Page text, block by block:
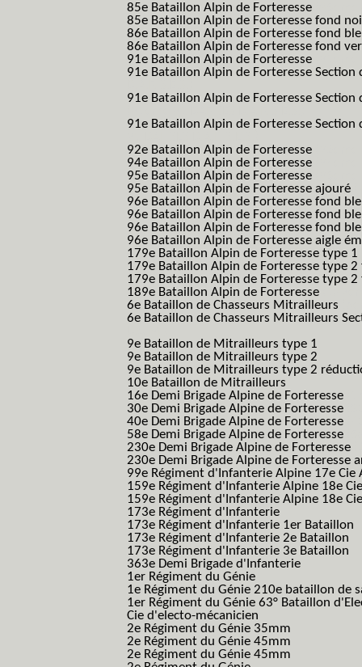
85e Bataillon Alpin de Forteresse
85e Bataillon Alpin de Forteresse fond
86e Bataillon Alpin de Forteresse fond
86e Bataillon Alpin de Forteresse fond
91e Bataillon Alpin de Forteresse
91e Bataillon Alpin de Forteresse
91e Bataillon Alpin de Forteresse
91e Bataillon Alpin de Forteresse
92e Bataillon Alpin de Forteresse
94e Bataillon Alpin de Forteresse
95e Bataillon Alpin de Forteresse
95e Bataillon Alpin de Forteresse ajouré
96e Bataillon Alpin de Forteresse fond
96e Bataillon Alpin de Forteresse fond
96e Bataillon Alpin de Forteresse fond
96e Bataillon Alpin de Forteresse aigle
179e Bataillon Alpin de Forteresse type 1
179e Bataillon Alpin de Forteresse type
179e Bataillon Alpin de Forteresse type
189e Bataillon Alpin de Forteresse
6e Bataillon de Chasseurs Mitrailleurs
6e Bataillon de Chasseurs Mitrailleurs
9e Bataillon de Mitrailleurs type 1
9e Bataillon de Mitrailleurs type 2
9e Bataillon de Mitrailleurs type 2
10e Bataillon de Mitrailleurs
16e Demi Brigade Alpine de Forteresse
30e Demi Brigade Alpine de Forteresse
40e Demi Brigade Alpine de Forteresse
58e Demi Brigade Alpine de Forteresse
230e Demi Brigade Alpine de Forteresse
230e Demi Brigade Alpine de Forteresse
99e Régiment d'Infanterie Alpine 17e
159e Régiment d'Infanterie Alpine 18e
159e Régiment d'Infanterie Alpine 18e
173e Régiment d'Infanterie
173e Régiment d'Infanterie 1er Bataillon
173e Régiment d'Infanterie 2e Bataillon
173e Régiment d'Infanterie 3e Bataillon
363e Demi Brigade d'Infanterie
1er Régiment du Génie
1e Régiment du Génie 210e bataillon de
1er Régiment du Génie 63° Bataillon
Cie d'electo-mécanicien
2e Régiment du Génie 35mm
2e Régiment du Génie 45mm
2e Régiment du Génie 45mm